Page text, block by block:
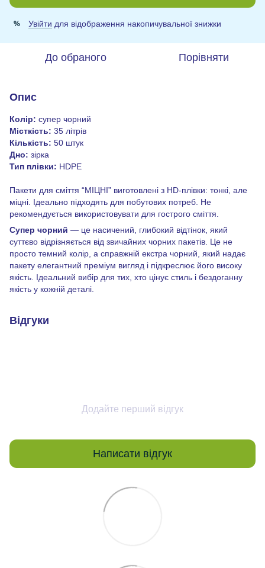
% Увійти для відображення накопичувальної знижки
До обраного Порівняти
Опис
Колір: супер чорний
Місткість: 35 літрів
Кількість: 50 штук
Дно: зірка
Тип плівки: HDPE
Пакети для сміття “МІЦНІ” виготовлені з HD-плівки: тонкі, але
міцні. Ідеально підходять для побутових потреб. Не
рекомендується використовувати для гострого сміття.
Супер чорний — це насичений, глибокий відтінок, який
суттєво відрізняється від звичайних чорних пакетів. Це не
просто темний колір, а справжній екстра чорний, який надає
пакету елегантний преміум вигляд і підкреслює його високу
якість. Ідеальний вибір для тих, хто цінує стиль і бездоганну
якість у кожній деталі.
Відгуки
Додайте перший відгук
Написати відгук